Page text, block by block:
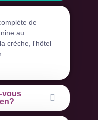
de
au
crèche, l'hôtel
vous